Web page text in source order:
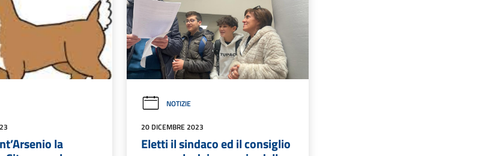
la
NOTIZIE
20 DICEMBRE 2023
Eletti il sindaco ed il consiglio